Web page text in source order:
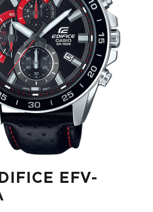
EFV-